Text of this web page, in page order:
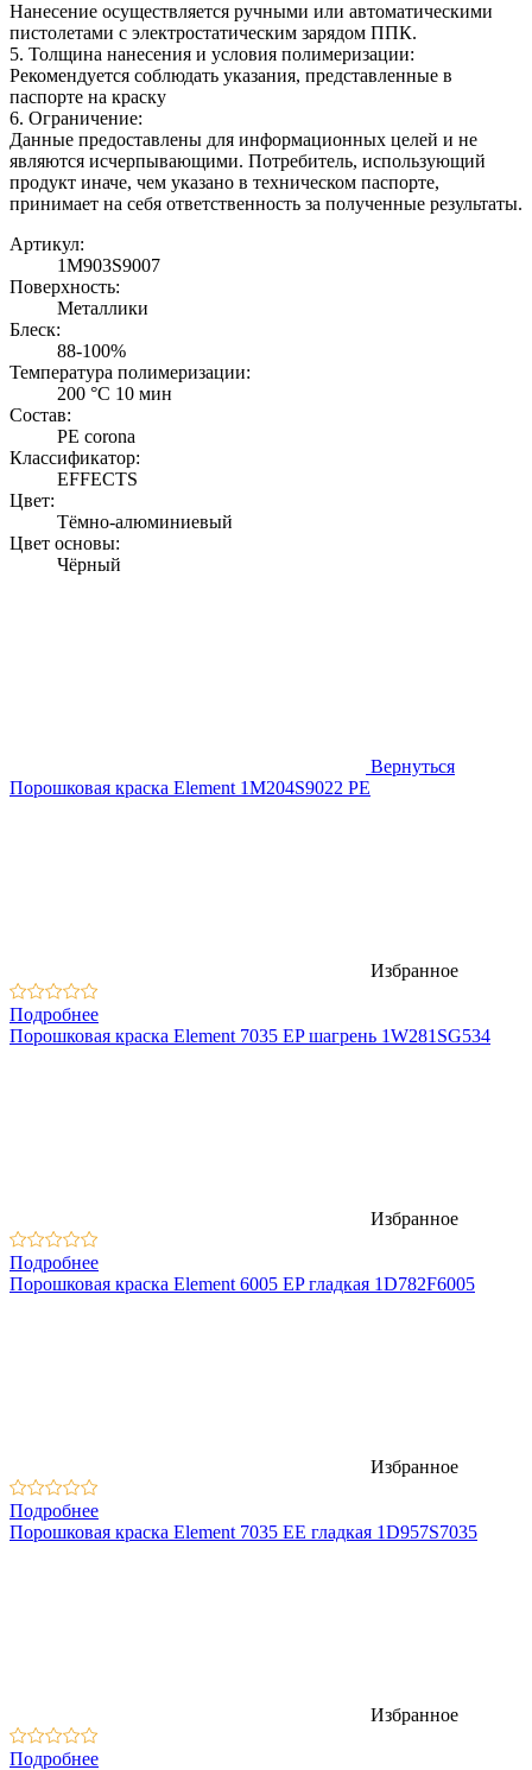
Нанесение осуществляется ручными или автоматическими
пистолетами с электростатическим зарядом ППК.
5. Толщина нанесения и условия полимеризации:
Рекомендуется соблюдать указания, представленные в
паспорте на краску
6. Ограничение:
Данные предоставлены для информационных целей и не
являются исчерпывающими. Потребитель, использующий
продукт иначе, чем указано в техническом паспорте,
принимает на себя ответственность за полученные результаты.
Артикул:
1M903S9007
Поверхность:
Металлики
Блеск:
88-100%
Температура полимеризации:
200 °C 10 мин
Состав:
PE corona
Классификатор:
EFFECTS
Цвет:
Тёмно-алюминиевый
Цвет основы:
Чёрный
Вернуться
Порошковая краска Element 1M204S9022 PE
Избранное
Подробнее
Порошковая краска Element 7035 EP шагрень 1W281SG534
Избранное
Подробнее
Порошковая краска Element 6005 EP гладкая 1D782F6005
Избранное
Подробнее
Порошковая краска Element 7035 EЕ гладкая 1D957S7035
Избранное
Подробнее